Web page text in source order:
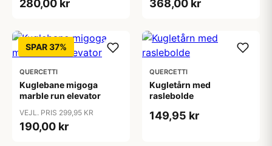
280,00 kr 368,00 kr
SPAR 37%
QUERCETTI
Kuglebane migoga
marble run elevator
VEJL. PRIS 299,95 KR
190,00 kr
QUERCETTI
Kugletårn med
raslebolde
149,95 kr